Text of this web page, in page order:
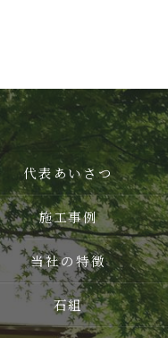
代表あいさつ
施工事例
当社の特徴
石組